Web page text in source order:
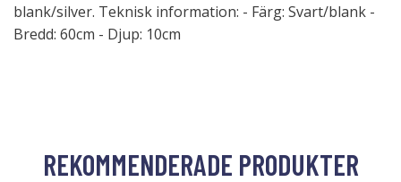
blank/silver. Teknisk information: - Färg: Svart/blank -
Bredd: 60cm - Djup: 10cm
REKOMMENDERADE PRODUKTER